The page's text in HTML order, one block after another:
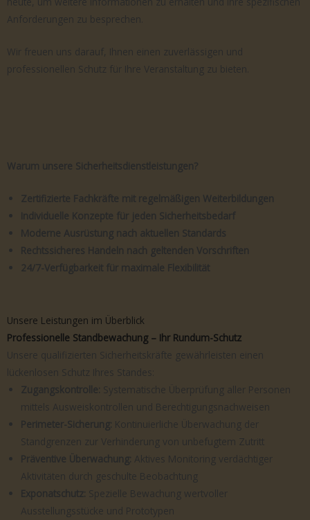
Anforderungen zu besprechen.
Wir freuen uns darauf, Ihnen einen zuverlässigen und
professionellen Schutz für Ihre Veranstaltung zu bieten.
Warum unsere Sicherheitsdienstleistungen?
Zertifizierte Fachkräfte mit regelmäßigen Weiterbildungen
Individuelle Konzepte für jeden Sicherheitsbedarf
Moderne Ausrüstung nach aktuellen Standards
Rechtssicheres Handeln nach geltenden Vorschriften
24/7-Verfügbarkeit für maximale Flexibilität
Unsere Leistungen im Überblick
Professionelle Standbewachung – Ihr Rundum-Schutz
Unsere qualifizierten Sicherheitskräfte gewährleisten einen
lückenlosen Schutz Ihres Standes:
Zugangskontrolle: Systematische Überprüfung aller Personen
mittels Ausweiskontrollen und Berechtigungsnachweisen
Perimeter-Sicherung: Kontinuierliche Überwachung der
Standgrenzen zur Verhinderung von unbefugtem Zutritt
Präventive Überwachung: Aktives Monitoring verdächtiger
Aktivitäten durch geschulte Beobachtung
Exponatschutz: Spezielle Bewachung wertvoller
Ausstellungsstücke und Prototypen